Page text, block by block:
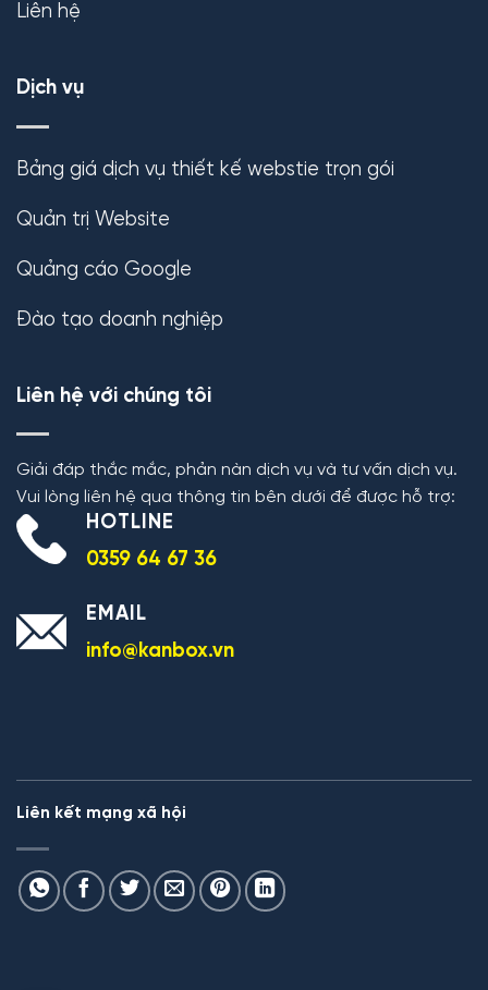
Liên hệ
Dịch vụ
Bảng giá dịch vụ thiết kế webstie trọn gói
Quản trị Website
Quảng cáo Google
Đào tạo doanh nghiệp
Liên hệ với chúng tôi
Giải đáp thắc mắc, phản nàn dịch vụ và tư vấn dịch vụ.
Vui lòng liên hệ qua thông tin bên dưới để được hỗ trợ:
HOTLINE
0359 64 67 36
EMAIL
info@kanbox.vn
Liên kết mạng xã hội